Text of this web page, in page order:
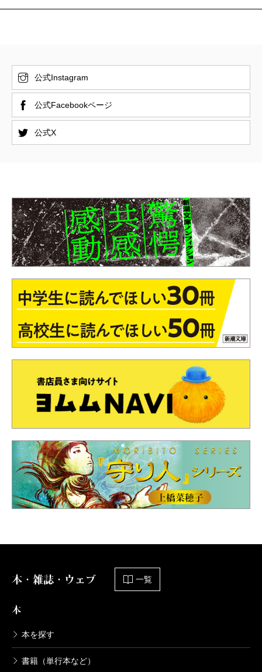
公式Instagram
公式Facebookページ
公式X
本・雑誌・ウェブ 一覧
本
本を探す
書籍（単行本など）